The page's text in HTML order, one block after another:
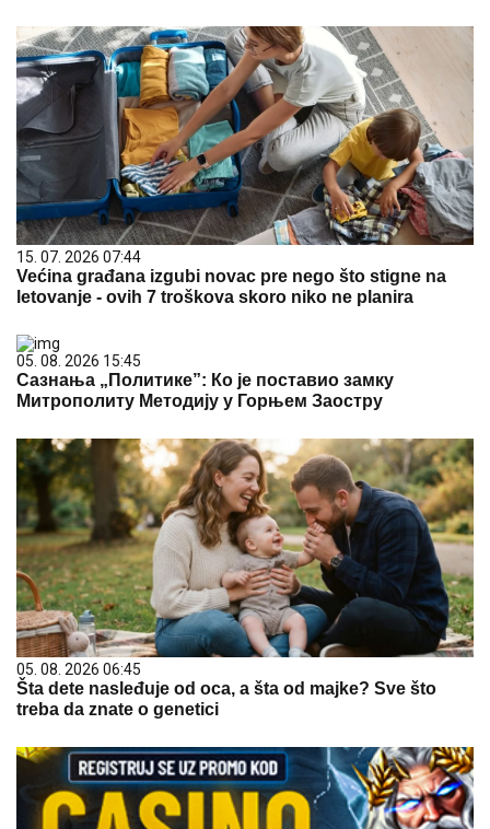
15. 07. 2026 07:44
Većina građana izgubi novac pre nego što stigne na
letovanje - ovih 7 troškova skoro niko ne planira
05. 08. 2026 15:45
Сазнања „Политике”: Ко је поставио замку
Митрополиту Методију у Горњем Заостру
05. 08. 2026 06:45
Šta dete nasleđuje od oca, a šta od majke? Sve što
treba da znate o genetici